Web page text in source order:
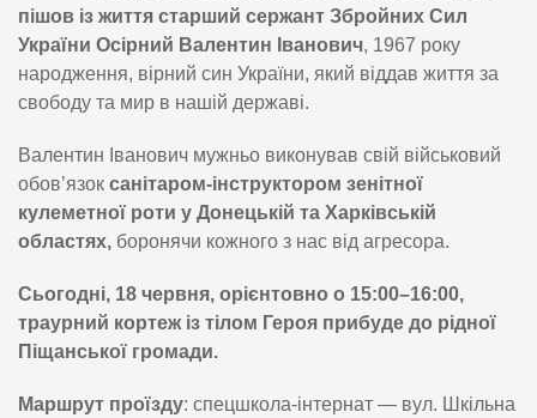
пішов із життя старший сержант Збройних Сил
України Осірний Валентин Іванович, 1967 року
народження, вірний син України, який віддав життя за
свободу та мир в нашій державі.
Валентин Іванович мужньо виконував свій військовий
обов’язок санітаром-інструктором зенітної
кулеметної роти у Донецькій та Харківській
областях, боронячи кожного з нас від агресора.
Сьогодні, 18 червня, орієнтовно о 15:00–16:00,
траурний кортеж із тілом Героя прибуде до рідної
Піщанської громади.
Маршрут проїзду: спецшкола-інтернат — вул. Шкільна